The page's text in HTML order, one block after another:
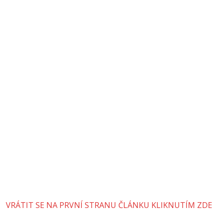
VRÁTIT SE NA PRVNÍ STRANU ČLÁNKU KLIKNUTÍM ZDE